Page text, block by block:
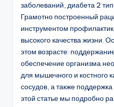
заболеваний, диабета 2
Грамотно построенный
инструментом
высокого качества жизни.
этом возрасте:
обеспечение организма
для мышечного и костного
сосудов, а также поддержка
этой статье мы подробно